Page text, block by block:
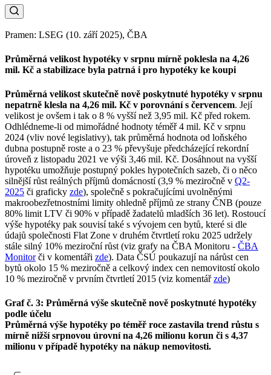
Pramen: LSEG (10. září 2025), ČBA
Průměrná velikost hypotéky v srpnu mírně poklesla na 4,26
mil. Kč a stabilizace byla patrná i pro hypotéky ke koupi
Průměrná velikost skutečně nově poskytnuté hypotéky v srpnu
nepatrně klesla na 4,26 mil. Kč v porovnání s červencem. Její
velikost je ovšem i tak o 8 % vyšší než 3,95 mil. Kč před rokem.
Odhlédneme-li od mimořádné hodnoty téměř 4 mil. Kč v srpnu
2024 (vliv nové legislativy), tak průměrná hodnota od loňského
dubna postupně roste a o 23 % převyšuje předcházející rekordní
úroveň z listopadu 2021 ve výši 3,46 mil. Kč. Dosáhnout na vyšší
hypotéku umožňuje postupný pokles hypotečních sazeb, či o něco
silnější růst reálných příjmů domácností (3,9 % meziročně v Q2-
2025 či graficky zde), společně s pokračujícími uvolněnými
makroobezřetnostními limity ohledně příjmů ze strany ČNB (pouze
80% limit LTV či 90% v případě žadatelů mladších 36 let). Rostoucí
výše hypotéky pak souvisí také s vývojem cen bytů, které si dle
údajů společnosti Flat Zone v druhém čtvrtletí roku 2025 udržely
stále silný 10% meziroční růst (viz grafy na ČBA Monitoru - ČBA
Monitorči v komentáři zde). Data ČSÚ poukazují na nárůst cen
bytů okolo 15 % meziročně a celkový index cen nemovitostí okolo
10 % meziročně v prvním čtvrtletí 2015 (viz komentářzde)
Graf č. 3: Průměrná výše skutečně nově poskytnuté hypotéky
podle účelu
Průměrná výše hypotéky po téměř roce zastavila trend růstu s
mírně nižší srpnovou úrovní na 4,26 milionu korun či s 4,37
milionu v případě hypotéky na nákup nemovitosti.